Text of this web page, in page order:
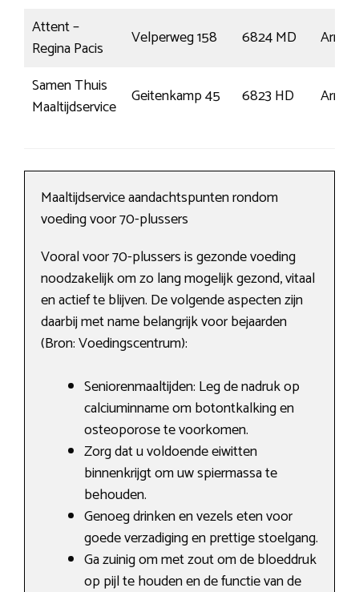
Attent –
Regina Pacis
Velperweg 158 6824 MD
Samen Thuis
Maaltijdservice
Geitenkamp 45 6823 HD
Maaltijdservice aandachtspunten rondom
voeding voor 70-plussers
Vooral voor 70-plussers is gezonde voeding
noodzakelijk om zo lang mogelijk gezond, vitaal
en actief te blijven. De volgende aspecten zijn
daarbij met name belangrijk voor bejaarden
(Bron: Voedingscentrum):
Seniorenmaaltijden: Leg de nadruk op
calciuminname om botontkalking en
osteoporose te voorkomen.
Zorg dat u voldoende eiwitten
binnenkrijgt om uw spiermassa te
behouden.
Genoeg drinken en vezels eten voor
goede verzadiging en prettige stoelgang.
Ga zuinig om met zout om de bloeddruk
op pijl te houden en de functie van de